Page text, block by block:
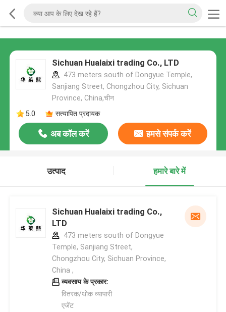
Sichuan Hualaixi trading Co., LTD
473 meters south of Dongyue Temple,
Sanjiang Street, Chongzhou City, Sichuan
Province, China,चीन
5.0
सत्यापित प्रदायक
अब कॉल करें हमसे संपर्क करें
उत्पाद हमारे बारे में
Sichuan Hualaixi trading Co.,
LTD
473 meters south of Dongyue
Temple, Sanjiang Street,
Chongzhou City, Sichuan Province,
China ,
व्यवसाय के प्रकार:
वितरक/थोक व्यापारी
एजेंट